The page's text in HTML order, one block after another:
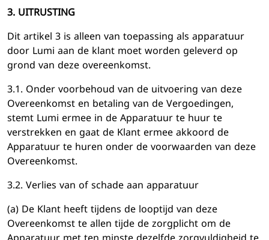
3. UITRUSTING
Dit artikel 3 is alleen van toepassing als apparatuur
door Lumi aan de klant moet worden geleverd op
grond van deze overeenkomst.
3.1. Onder voorbehoud van de uitvoering van deze
Overeenkomst en betaling van de Vergoedingen,
stemt Lumi ermee in de Apparatuur te huur te
verstrekken en gaat de Klant ermee akkoord de
Apparatuur te huren onder de voorwaarden van deze
Overeenkomst.
3.2. Verlies van of schade aan apparatuur
(a) De Klant heeft tijdens de looptijd van deze
Overeenkomst te allen tijde de zorgplicht om de